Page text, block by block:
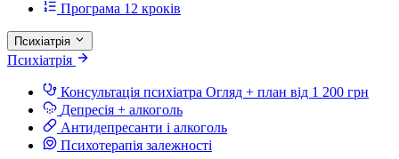
Програма 12 кроків
Психіатрія
Психіатрія
Консультація психіатра Огляд + план від 1 200 грн
Депресія + алкоголь
Антидепресанти і алкоголь
Психотерапія залежності